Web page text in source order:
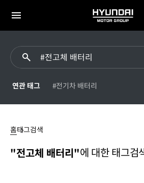
전체
HYUNDAI
MOTOR
연관 태그 #전기차 배터리
홈태그검색
"전고체 배터리"에 대한 태그검